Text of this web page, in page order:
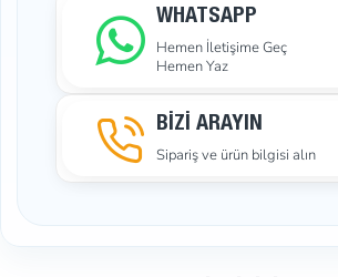
sağlar.
Klikıt çıtçıt çakma kalıbı, üretim
sunar. Dayanıklı yapısı ve kullanımı kolay
montaj işlemlerinde büyük bir avantaj
Paket İçeriği
WHATSAPP
Hemen İletişime Geç
Hemen Yaz
BİZİ ARAYIN
Sipariş ve ürün bilgisi alın